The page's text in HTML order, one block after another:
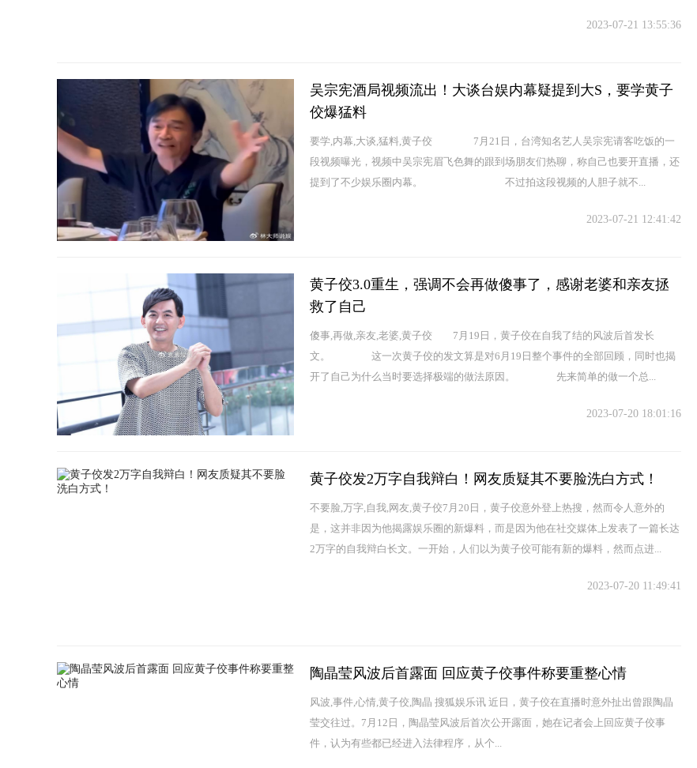
2023-07-21 13:55:36
吴宗宪酒局视频流出！大谈台娱内幕疑提到大S，要学黄子
佼爆猛料
要学,内幕,大谈,猛料,黄子佼 7月21日，台湾知名艺人吴宗宪请客吃饭的一
段视频曝光，视频中吴宗宪眉飞色舞的跟到场朋友们热聊，称自己也要开直播，还
提到了不少娱乐圈内幕。 不过拍这段视频的人胆子就不...
2023-07-21 12:41:42
黄子佼3.0重生，强调不会再做傻事了，感谢老婆和亲友拯
救了自己
傻事,再做,亲友,老婆,黄子佼 7月19日，黄子佼在自我了结的风波后首发长
文。 这一次黄子佼的发文算是对6月19日整个事件的全部回顾，同时也揭
开了自己为什么当时要选择极端的做法原因。 先来简单的做一个总...
2023-07-20 18:01:16
黄子佼发2万字自我辩白！网友质疑其不要脸洗白方式！
不要脸,万字,自我,网友,黄子佼7月20日，黄子佼意外登上热搜，然而令人意外的
是，这并非因为他揭露娱乐圈的新爆料，而是因为他在社交媒体上发表了一篇长达
2万字的自我辩白长文。一开始，人们以为黄子佼可能有新的爆料，然而点进...
2023-07-20 11:49:41
陶晶莹风波后首露面 回应黄子佼事件称要重整心情
风波,事件,心情,黄子佼,陶晶 搜狐娱乐讯 近日，黄子佼在直播时意外扯出曾跟陶晶
莹交往过。7月12日，陶晶莹风波后首次公开露面，她在记者会上回应黄子佼事
件，认为有些都已经进入法律程序，从个...